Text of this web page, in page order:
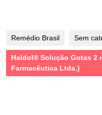
Remédio Brasil Sem
Haldol® Solução Gotas 2
Farmacêutica Ltda.)